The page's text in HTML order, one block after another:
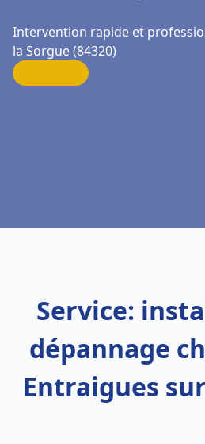
Intervention rapide et
la Sorgue (84320)
Service:
dépannage
Entraigues